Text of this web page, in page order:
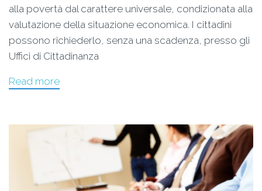
alla povertà dal carattere universale, condizionata alla
valutazione della situazione economica. I cittadini
possono richiederlo, senza una scadenza, presso gli
Uffici di Cittadinanza
Read more